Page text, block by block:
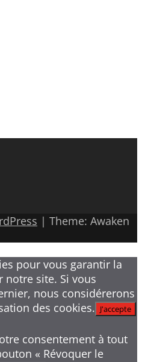
| Theme: Awaken
pour vous garantir la
notre site. Si vous
nous considérerons
des cookies. J'accepte
consentement à tout
« Révoquer le